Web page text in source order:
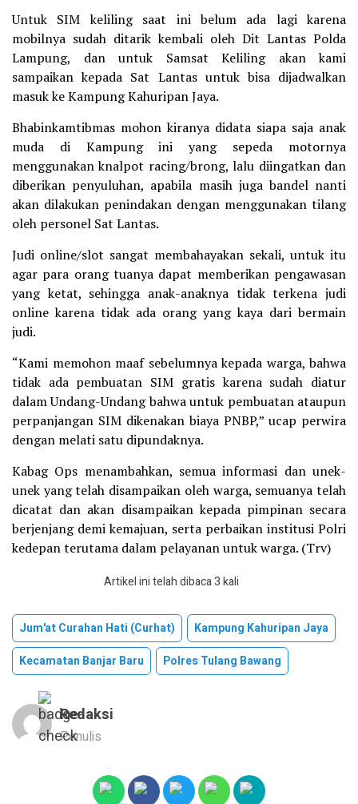
Untuk SIM keliling saat ini belum ada lagi karena
mobilnya sudah ditarik kembali oleh Dit Lantas Polda
Lampung, dan untuk Samsat Keliling akan kami
sampaikan kepada Sat Lantas untuk bisa dijadwalkan
masuk ke Kampung Kahuripan Jaya.
Bhabinkamtibmas mohon kiranya didata siapa saja anak
muda di Kampung ini yang sepeda motornya
menggunakan knalpot racing/brong, lalu diingatkan dan
diberikan penyuluhan, apabila masih juga bandel nanti
akan dilakukan penindakan dengan menggunakan tilang
oleh personel Sat Lantas.
Judi online/slot sangat membahayakan sekali, untuk itu
agar para orang tuanya dapat memberikan pengawasan
yang ketat, sehingga anak-anaknya tidak terkena judi
online karena tidak ada orang yang kaya dari bermain
judi.
“Kami memohon maaf sebelumnya kepada warga, bahwa
tidak ada pembuatan SIM gratis karena sudah diatur
dalam Undang-Undang bahwa untuk pembuatan ataupun
perpanjangan SIM dikenakan biaya PNBP,” ucap perwira
dengan melati satu dipundaknya.
Kabag Ops menambahkan, semua informasi dan unek-
unek yang telah disampaikan oleh warga, semuanya telah
dicatat dan akan disampaikan kepada pimpinan secara
berjenjang demi kemajuan, serta perbaikan institusi Polri
kedepan terutama dalam pelayanan untuk warga. (Trv)
Artikel ini telah dibaca 3 kali
Jum'at Curahan Hati (Curhat)
Kampung Kahuripan Jaya
Kecamatan Banjar Baru
Polres Tulang Bawang
Redaksi
Penulis